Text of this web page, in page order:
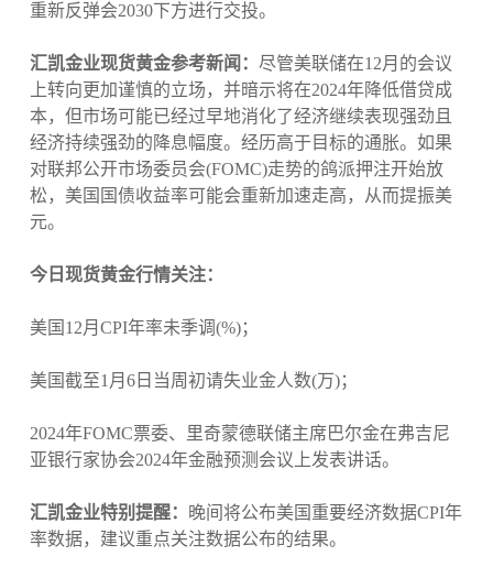
重新反弹会2030下方进行交投。
汇凯金业现货黄金参考新闻： 尽管美联储在12月的会议
上转向更加谨慎的立场，并暗示将在2024年降低借贷成
本，但市场可能已经过早地消化了经济继续表现强劲且
经济持续强劲的降息幅度。经历高于目标的通胀。如果
对联邦公开市场委员会(FOMC)走势的鸽派押注开始放
松，美国国债收益率可能会重新加速走高，从而提振美
元。
今日现货黄金行情关注：
美国12月CPI年率未季调(%)；
美国截至1月6日当周初请失业金人数(万)；
2024年FOMC票委、里奇蒙德联储主席巴尔金在弗吉尼
亚银行家协会2024年金融预测会议上发表讲话。
汇凯金业特别提醒：
晚间将公布美国重要经济数据CPI年
率数据，建议重点关注数据公布的结果。